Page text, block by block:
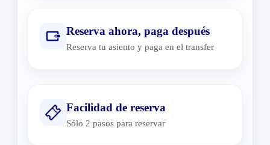
Reserva ahora, paga después
Reserva tu asiento y paga en el transfer
Facilidad de reserva
Sólo 2 pasos para reservar